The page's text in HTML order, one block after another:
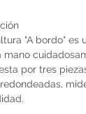
"A bordo" es
mano
por tres